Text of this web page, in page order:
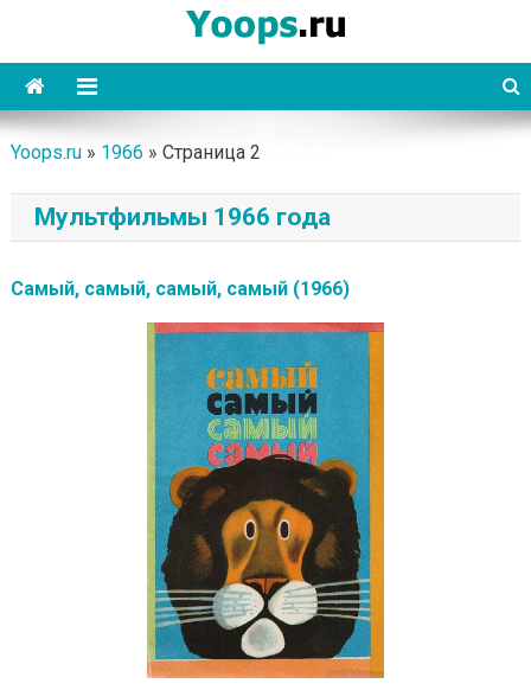
content
Yoops
Yoops.ru» 1966 » Страница 2
Мультфильмы 1966 года
Самый, самый, самый, самый (1966)